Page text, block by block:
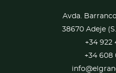
Avda.
38670 Adeje
+34 922
+34 608